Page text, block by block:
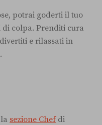
potrai goderti il tuo
di colpa. Prenditi cura
e rilassati in
sezione Chefdi